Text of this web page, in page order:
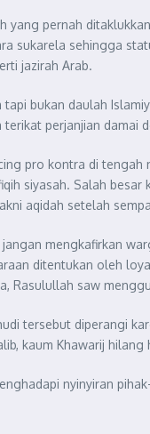
yang pernah
sukarela sehingga
jazirah Arab.
tapi bukan daulah
perjanjian
pro kontra di
siyasah. Salah
aqidah setelah
mengkafirkan
ditentukan oleh
Rasulullah saw
tersebut diperangi
kaum Khawarij
nyinyiran